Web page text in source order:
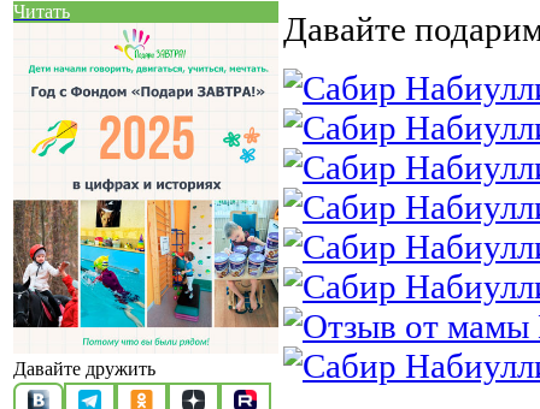
Читать
Давайте дружить
Давайте